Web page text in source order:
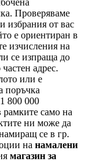
Проверяваме
избрания от вас
е ориентиран в
изчисления на
се изпраща до
адрес.
или е
поръчка
800 000
рамките само на
ни може да
се в гр.
на намалени
магазин за